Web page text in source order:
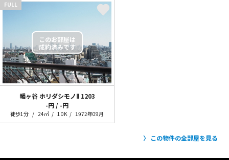
FULL
幡ヶ谷 ホリダシモノⅡ 1203
-円 / -円
徒歩1分 24㎡ 1DK 1972年09月
この物件の全部屋を見る